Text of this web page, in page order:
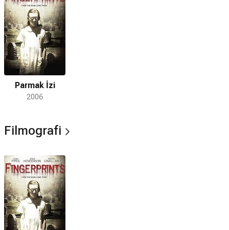
Parmak İzi
2006
Filmografi